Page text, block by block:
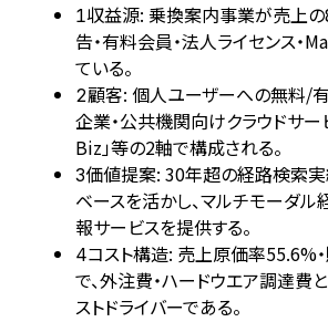
1収益源: 乗換案内事業が売上の
告・有料会員・法人ライセンス・
ている。
2顧客: 個人ユーザーへの無料/有
企業・公共機関向けクラウドサー
Biz」等の2軸で構成される。
3価値提案: 30年超の経路検索
ベースを活かし、マルチモーダル
報サービスを提供する。
4コスト構造: 売上原価率55.6%
で、外注費・ハードウエア調達費
ストドライバーである。